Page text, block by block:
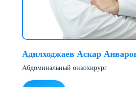
Адилходжаев Аскар
Aбдоминальный онкохирург